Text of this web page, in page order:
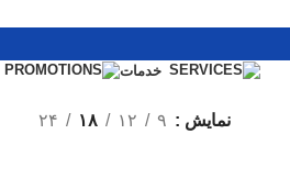
خدمات
نمایش ۹ ۱۲ ۱۸ ۲۴